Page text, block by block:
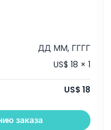
ДД ММ, ГГГГ
US$ 18 × 1
US$ 18
заказа